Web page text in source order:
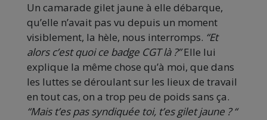
Un camarade gilet jaune à elle débarque,
qu’elle n’avait pas vu depuis un moment
visiblement, la hèle, nous interromps. “Et
alors c’est quoi ce badge CGT là ?”Elle lui
explique la même chose qu’à moi, que dans
les luttes se déroulant sur les lieux de travail
en tout cas, on a trop peu de poids sans ça.
“Mais t’es pas syndiquée toi, t’es gilet jaune ? “